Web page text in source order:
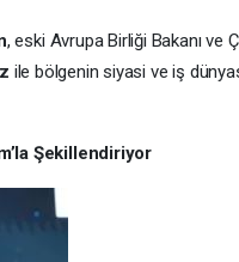
, eski Avrupa Birliği Bakanı ve
ile bölgenin siyasi ve iş
Şekillendiriyor